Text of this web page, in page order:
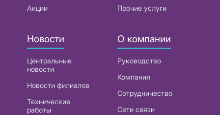
Акции
Прочие услуги
Новости
Центральные
новости
Новости филиалов
Технические
работы
О компании
Руководство
Компания
Сотрудничество
Сети связи